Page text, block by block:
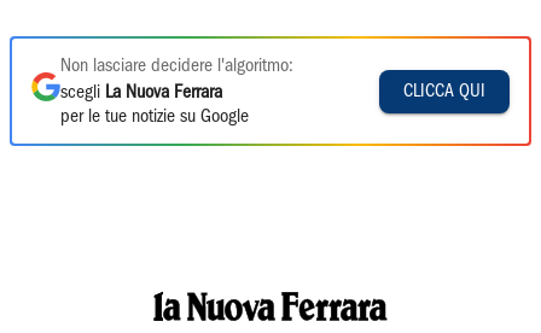
Non lasciare decidere l'algoritmo:
scegli La Nuova Ferrara
per le tue notizie su Google
CLICCA QUI